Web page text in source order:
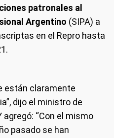
patronales al
Argentino (SIPA) a
en el Repro hasta
están claramente
dijo el ministro de
agregó: “Con el mismo
pasado se han